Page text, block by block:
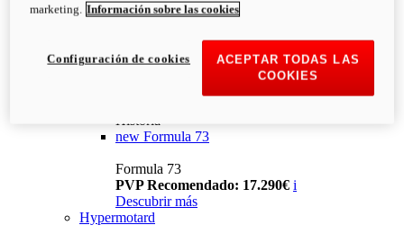
Historia
new Formula 73
Formula 73
PVP Recomendado: 17.290€ i
Descubrir más
Hypermotard
marketing. Información sobre las cookies
ACEPTAR TODAS LAS
COOKIES
Configuración de cookies